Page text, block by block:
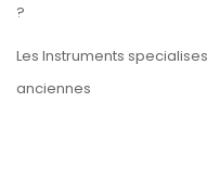
?
Les Instruments
anciennes